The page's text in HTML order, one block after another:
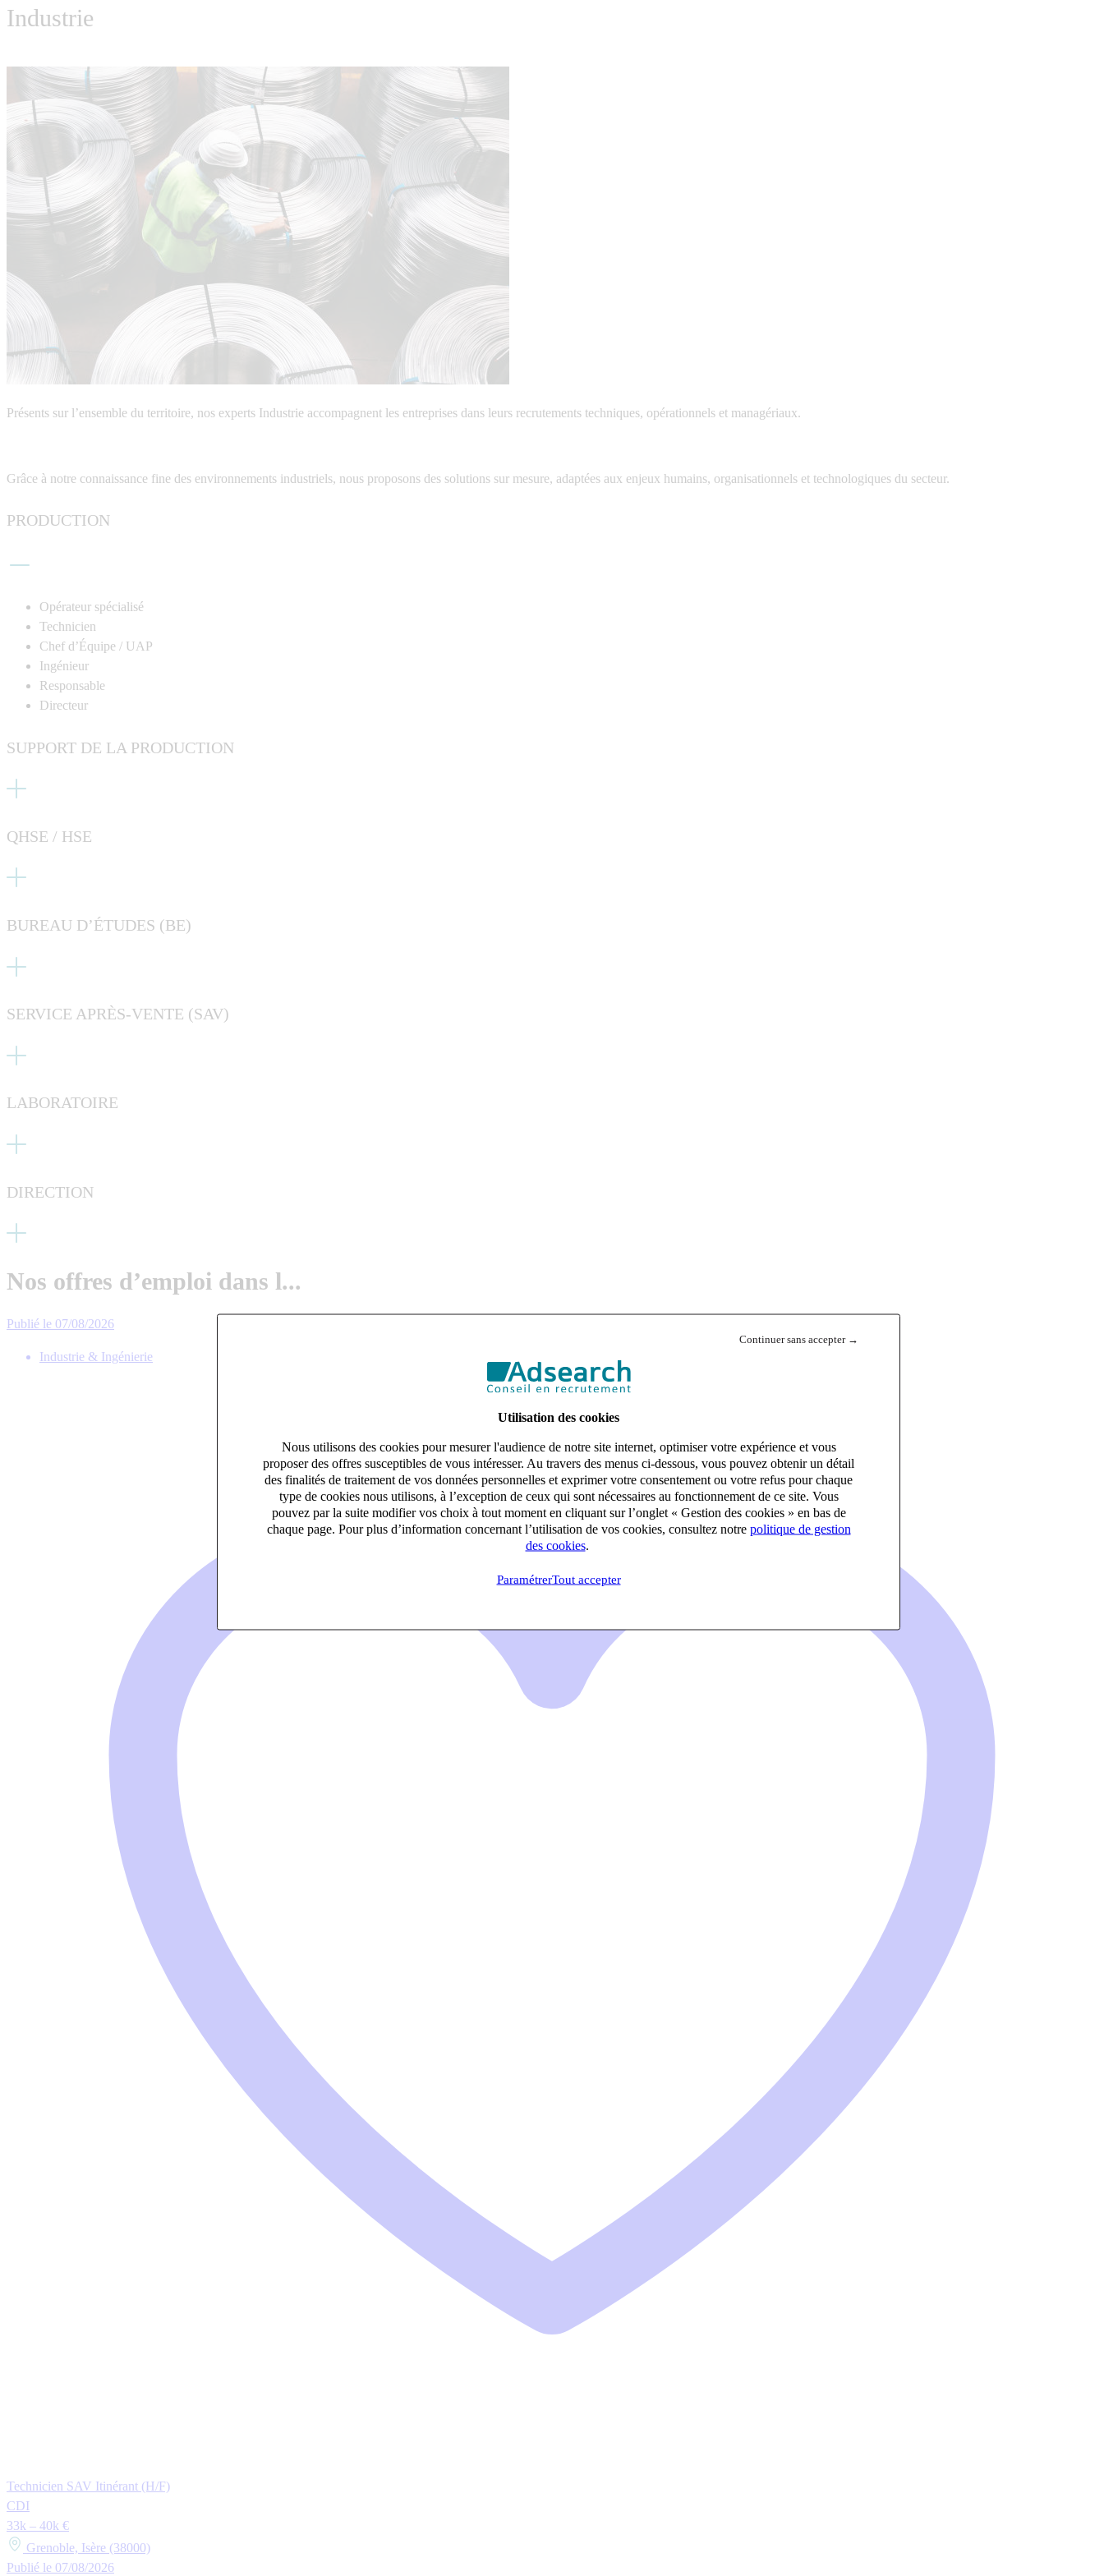
Continuer sans accepter →
Utilisation des cookies
Nous utilisons des cookies pour mesurer l'audience de notre site internet, optimiser votre expérience et vous
proposer des offres susceptibles de vous intéresser. Au travers des menus ci-dessous, vous pouvez obtenir un détail
des finalités de traitement de vos données personnelles et exprimer votre consentement ou votre refus pour chaque
type de cookies nous utilisons, à l’exception de ceux qui sont nécessaires au fonctionnement de ce site. Vous
pouvez par la suite modifier vos choix à tout moment en cliquant sur l’onglet « Gestion des cookies » en bas de
chaque page. Pour plus d’information concernant l’utilisation de vos cookies, consultez notre politique de gestion
des cookies.
ParamétrerTout accepter
Industrie
Présents sur l’ensemble du territoire, nos experts Industrie accompagnent les entreprises dans leurs recrutements techniques, opérationnels et managériaux.
Grâce à notre connaissance fine des environnements industriels, nous proposons des solutions sur mesure, adaptées aux enjeux humains, organisationnels et technologiques du secteur.
PRODUCTION
Opérateur spécialisé
Technicien
Chef d’Équipe / UAP
Ingénieur
Responsable
Directeur
SUPPORT DE LA PRODUCTION
QHSE / HSE
BUREAU D’ÉTUDES (BE)
SERVICE APRÈS-VENTE (SAV)
LABORATOIRE
DIRECTION
Nos offres d’emploi dans l...
Publié le 07/08/2026
Industrie & Ingénierie
Technicien SAV Itinérant (H/F)
CDI
33k – 40k €
Grenoble, Isère (38000)
Publié le 07/08/2026